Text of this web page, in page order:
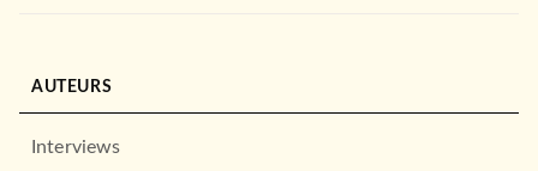
AUTEURS
Interviews